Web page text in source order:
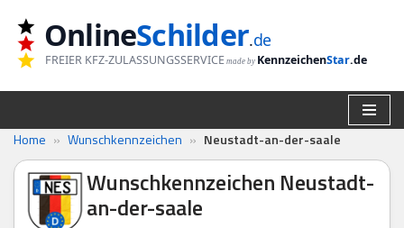
Zum
Inhalt
springen
OnlineSchilder.de
FREIER KFZ-ZULASSUNGSSERVICE made by KennzeichenStar.de
Home » Wunschkennzeichen » Neustadt-an-der-saale
Wunschkennzeichen Neustadt-
an-der-saale